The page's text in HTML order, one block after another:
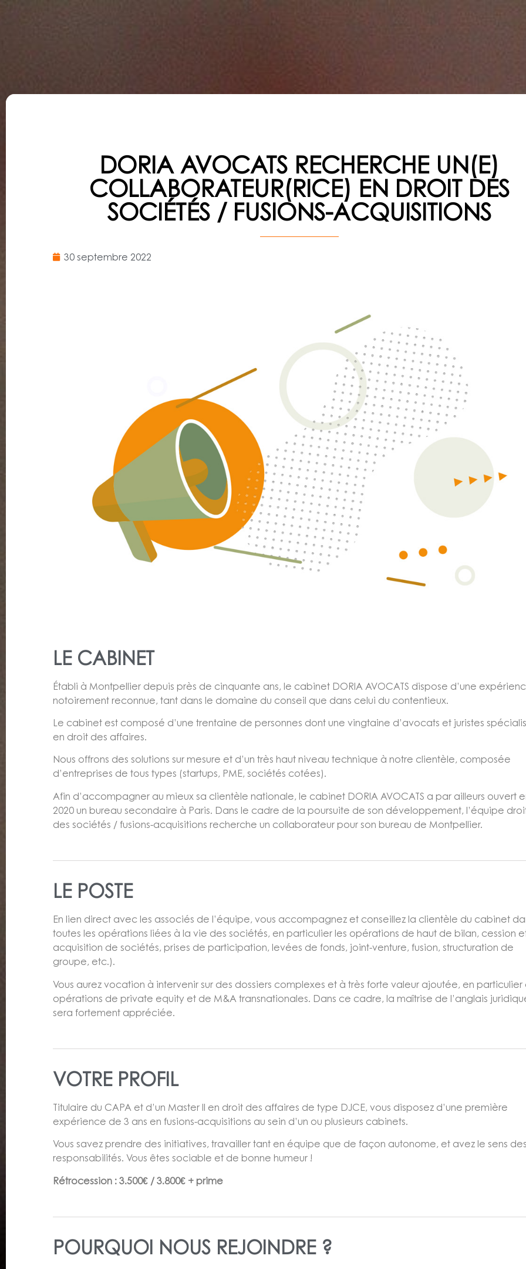
DORIA AVOCATS RECHERCHE UN(E)
COLLABORATEUR(RICE) EN DROIT DES
SOCIÉTÉS / FUSIONS-ACQUISITIONS
30 septembre 2022
LE CABINET
Établi à Montpellier depuis près de cinquante ans, le cabinet DORIA AVOCATS dispose d’une
notoirement reconnue, tant dans le domaine du conseil que dans celui du contentieux.
Le cabinet est composé d’une trentaine de personnes dont une vingtaine d’avocats et juristes
en droit des affaires.
Nous offrons des solutions sur mesure et d’un très haut niveau technique à notre clientèle, composée
d’entreprises de tous types (startups, PME, sociétés cotées).
Afin d’accompagner au mieux sa clientèle nationale, le cabinet DORIA AVOCATS a par ailleurs ouvert
2020 un bureau secondaire à Paris. Dans le cadre de la poursuite de son développement, l’équipe
des sociétés / fusions-acquisitions recherche un collaborateur pour son bureau de Montpellier.
LE POSTE
En lien direct avec les associés de l’équipe, vous accompagnez et conseillez la clientèle du cabinet
toutes les opérations liées à la vie des sociétés, en particulier les opérations de haut de bilan, cession
acquisition de sociétés, prises de participation, levées de fonds, joint-venture, fusion, structuration de
groupe, etc.).
Vous aurez vocation à intervenir sur des dossiers complexes et à très forte valeur ajoutée, en particulier
opérations de private equity et de M&A transnationales. Dans ce cadre, la maîtrise de l’anglais
sera fortement appréciée.
VOTRE PROFIL
Titulaire du CAPA et d’un Master II en droit des affaires de type DJCE, vous disposez d’une première
expérience de 3 ans en fusions-acquisitions au sein d’un ou plusieurs cabinets.
Vous savez prendre des initiatives, travailler tant en équipe que de façon autonome, et avez le sens
responsabilités. Vous êtes sociable et de bonne humeur !
Rétrocession : 3.500€ / 3.800€ + prime
POURQUOI NOUS REJOINDRE ?